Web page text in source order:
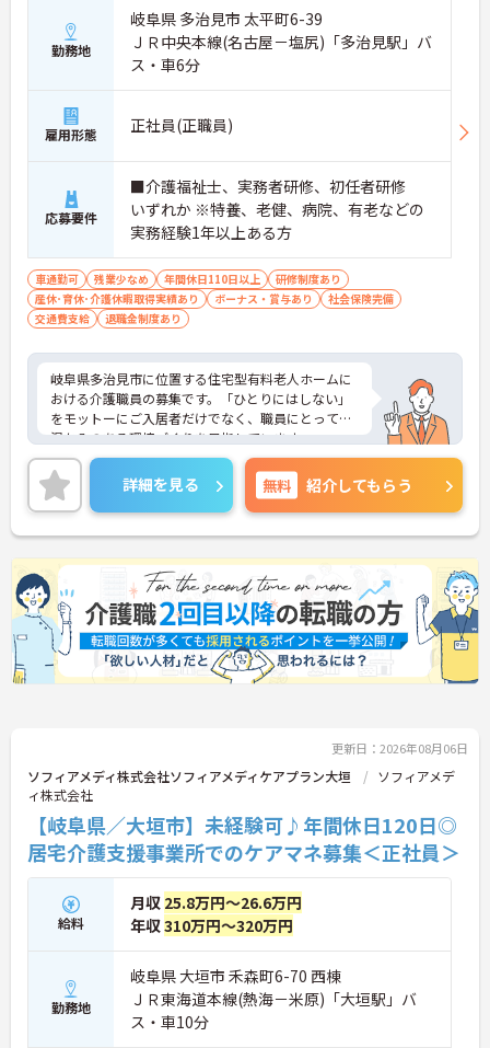
勤務地
岐阜県 多治見市 太平町6-39
ＪＲ中央本線(名古屋－塩尻)「多治見駅」バ
ス・車6分
雇用形態 正社員(正職員)
応募要件
■介護福祉士、実務者研修、初任者研修
いずれか ※特養、老健、病院、有老などの
実務経験1年以上ある方
車通勤可 残業少なめ 年間休日110日以上
研修制度あり
産休･育休･介護休暇取得実績あり
ボーナス・賞与あり
社会保険完備
交通費支給
退職金制度あり
岐阜県多治見市に位置する住宅型有料老人ホームに
おける介護職員の募集です。「ひとりにはしない」
をモットーにご入居者だけでなく、職員にとっても
温かみのある環境づくりを目指しています。
ご利用者一人ひとりに寄り添って介護サービスを提
供していただける方を募集しています。これまでの
介護業務を活かしながら業務できる職場環境です。
ご興味のある方には、面接対策ポイントなど、さら
に詳細をお話しいたしますのでお気軽にご相談くだ
さい！
詳細を見る 無料 紹介してもらう
更新日：2026年08月06日
ソフィアメディ株式会社ソフィアメディケアプラン大垣
ソフィアメデ
ィ株式会社
【岐阜県／大垣市】未経験可♪年間休日120日◎
居宅介護支援事業所でのケアマネ募集＜正社員＞
給料
月収 25.8万円～26.6万円
年収310万円～320万円
勤務地
岐阜県 大垣市 禾森町6-70 西棟
ＪＲ東海道本線(熱海－米原)「大垣駅」バ
ス・車10分